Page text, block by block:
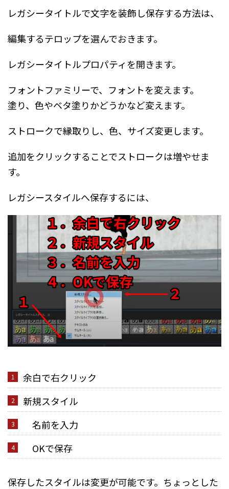
レガシータイトルで文字を装飾し保存する方法は、
編集するテロップを選んでおきます。
レガシータイトルプロパティを開きます。
フォントファミリーで、フォントを変えます。
塗り、色やベタ塗りかどうかなど変えます。
ストロークで縁取りし、色、サイズ変更します。
追加をクリックすることでストロークは増やせま
す。
レガシースタイルへ保存するには、
余白で右クリック
新規スタイル
名前を入力
OKで保存
保存したスタイルは変更が可能です。ちょっとした